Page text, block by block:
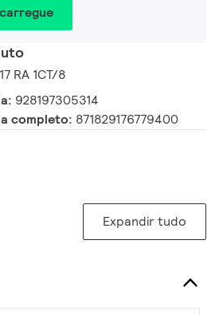
RA 1CT/8
928197305314
completo: 871829176779400
Expandir tudo